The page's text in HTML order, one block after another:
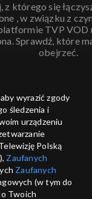
z którego się
, w związku z
TVP VOD
Sprawdź, które
obejrzeć.
wyrazić zgody
śledzenia i
urządzeniu
Polską
Zaufanych
Zaufanych
(w tym do
Twoich